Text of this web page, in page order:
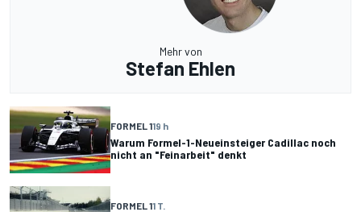
Mehr von
Stefan Ehlen
FORMEL 119 h
Warum Formel-1-Neueinsteiger Cadillac noch
nicht an "Feinarbeit" denkt
FORMEL 11 T.